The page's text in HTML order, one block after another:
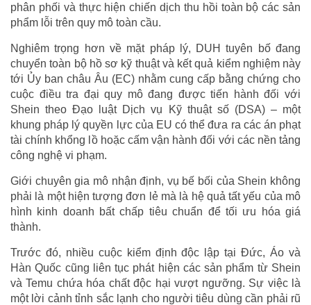
phân phối và thực hiện chiến dịch thu hồi toàn bộ các sản
phẩm lỗi trên quy mô toàn cầu.
Nghiêm trọng hơn về mặt pháp lý, DUH tuyên bố đang
chuyển toàn bộ hồ sơ kỹ thuật và kết quả kiểm nghiệm này
tới Ủy ban châu Âu (EC) nhằm cung cấp bằng chứng cho
cuộc điều tra đại quy mô đang được tiến hành đối với
Shein theo Đạo luật Dịch vụ Kỹ thuật số (DSA) – một
khung pháp lý quyền lực của EU có thể đưa ra các án phạt
tài chính khổng lồ hoặc cấm vận hành đối với các nền tảng
công nghệ vi phạm.
Giới chuyên gia mô nhận định, vụ bế bối của Shein không
phải là một hiện tượng đơn lẻ mà là hệ quả tất yếu của mô
hình kinh doanh bất chấp tiêu chuẩn để tối ưu hóa giá
thành.
Trước đó, nhiều cuộc kiểm định độc lập tại Đức, Áo và
Hàn Quốc cũng liên tục phát hiện các sản phẩm từ Shein
và Temu chứa hóa chất độc hại vượt ngưỡng. Sự việc là
một lời cảnh tỉnh sắc lạnh cho người tiêu dùng cần phải rũ